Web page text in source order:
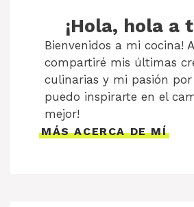
¡Hola, hola a
Bienvenidos a mi cocina!
compartiré mis últimas
culinarias y mi pasión por
puedo inspirarte en el
mejor!
MÁS ACERCA DE MÍ